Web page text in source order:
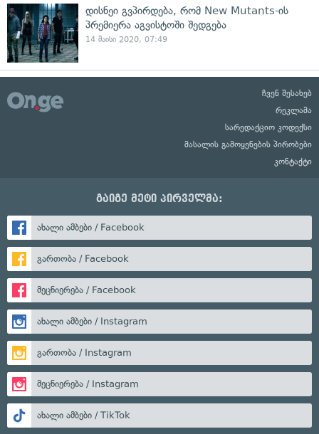
დისნეი გვპირდება, რომ New Mutants-ის
პრემიერა აგვისტოში შედგება
14 მაისი 2020, 07:49
ჩვენ შესახებ
რეკლამა
სარედაქციო კოდექსი
მასალის გამოყენების პირობები
კონტაქტი
გაიგე მეტი პირველმა:
ახალი ამბები / Facebook
გართობა / Facebook
მეცნიერება / Facebook
ახალი ამბები / Instagram
გართობა / Instagram
მეცნიერება / Instagram
ახალი ამბები / TikTok